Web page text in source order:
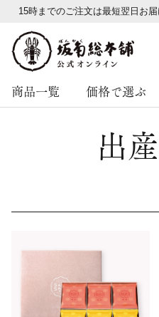
15時までのご注文は最短翌日お
商品一覧 価格で選ぶ
出